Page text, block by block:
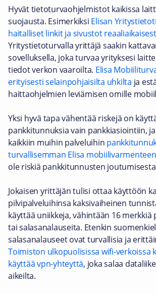
Hyvät tietoturvaohjelmistot kaikissa
suojausta. Esimerkiksi Elisan
haitalliset linkit ja sivustot
Yritystietoturvalla yrittäjä saakin
sovelluksella, joka turvaa yrityksesi
tiedot verkon vaaroilta. Elisa
erityisesti selainpohjaisilta uhkilta ja
haittaohjelmien leviämisen omille
Yksi hyvä tapa vähentää riskejä on
pankkitunnuksia vain pankkiasiointiin,
kaikkiin muihin palveluihin
turvallisemman Elisa
ole riskiä pankkitunnusten
Jokaisen yrittäjän tulisi ottaa käyttöön
pilvipalveluihinsa kaksivaiheinen
käyttää uniikkeja, vähintään 16 merkkiä
tai salasanalauseita. Etenkin
salasanalauseet ovat turvallisia ja
Toimiston ulkopuolisissa wifi-verkoissa
käyttää vpn-yhteyttä, joka salaa
aikeilta.